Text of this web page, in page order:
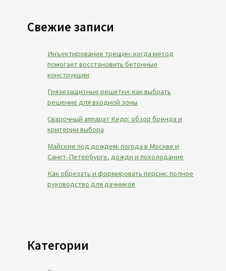
Свежие записи
Инъектирование трещин: когда метод
помогает восстановить бетонные
конструкции
Грязезащитные решетки: как выбрать
решение для входной зоны
Сварочный аппарат Кедр: обзор бренда и
критерии выбора
Майские под дождем: погода в Москве и
Санкт-Петербурге, дожди и похолодание
Как обрезать и формировать персик: полное
руководство для дачников
Категории